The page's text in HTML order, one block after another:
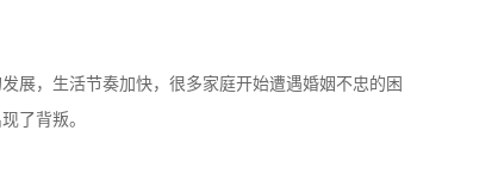
展，生活节奏加快，很多家庭开始遭遇婚姻不忠的困
了背叛。